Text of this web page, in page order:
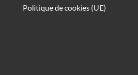
Politique de cookies (UE)